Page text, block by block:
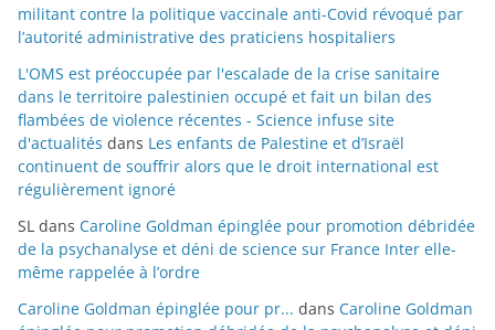
militant contre la politique vaccinale anti-Covid révoqué par
l’autorité administrative des praticiens hospitaliers
L'OMS est préoccupée par l'escalade de la crise sanitaire
dans le territoire palestinien occupé et fait un bilan des
flambées de violence récentes - Science infuse site
d'actualités dans Les enfants de Palestine et d’Israël
continuent de souffrir alors que le droit international est
régulièrement ignoré
SL dans Caroline Goldman épinglée pour promotion débridée
de la psychanalyse et déni de science sur France Inter elle-
même rappelée à l’ordre
Caroline Goldman épinglée pour pr... dans Caroline Goldman